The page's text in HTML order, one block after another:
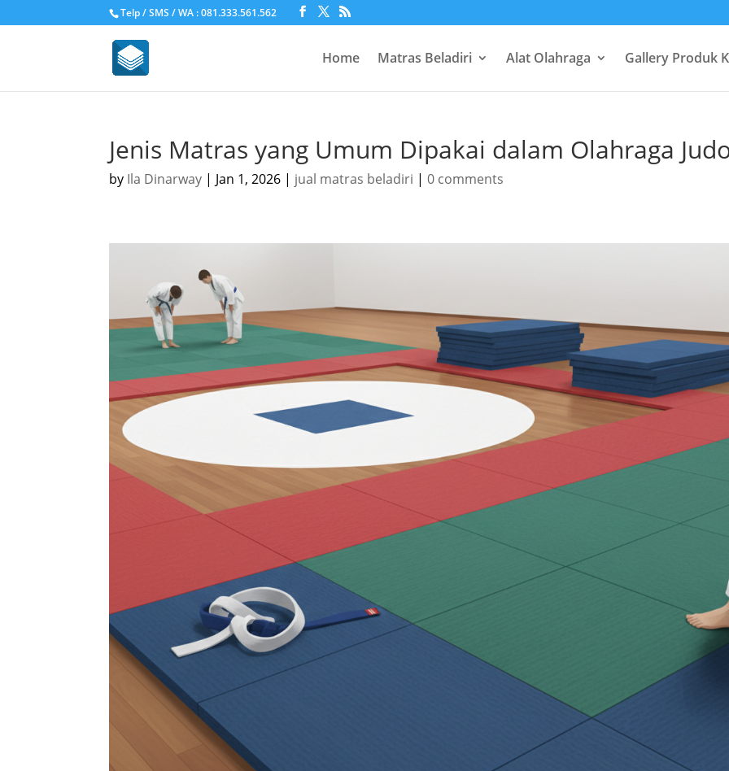
Telp / SMS / WA : 081.333.561.562
Home Matras Beladiri Alat Olahraga Gallery Produk
Jenis Matras yang Umum Dipakai dalam Olahraga
by Ila Dinarway | Jan 1, 2026 | jual matras beladiri |0 comments